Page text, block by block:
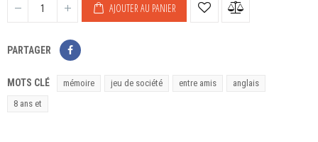
AJOUTER AU PANIER
PARTAGER
MOTS CLÉ mémoire jeu de société entre amis
anglais
8 ans et